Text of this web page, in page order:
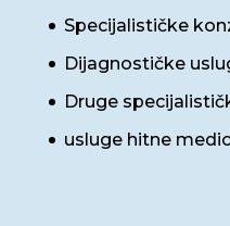
Specijalističke
Dijagnostičke
Druge
usluge hitne